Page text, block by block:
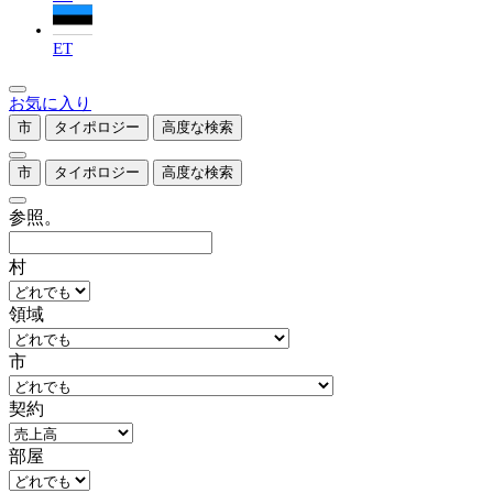
ET
お気に入り
市 タイポロジー 高度な検索
市 タイポロジー 高度な検索
参照。
村
領域
市
契約
部屋